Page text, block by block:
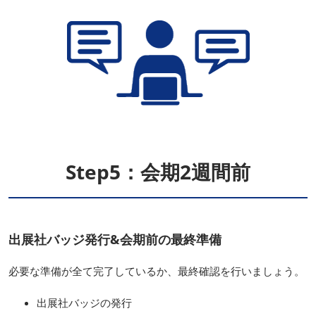
Step5：会期2週間前
出展社バッジ発行&会期前の最終準備
必要な準備が全て完了しているか、最終確認を行いましょう。
出展社バッジの発行